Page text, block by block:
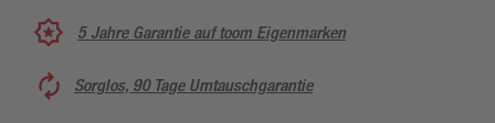
5 Jahre Garantie auf toom Eigenmarken
Sorglos, 90 Tage Umtauschgarantie